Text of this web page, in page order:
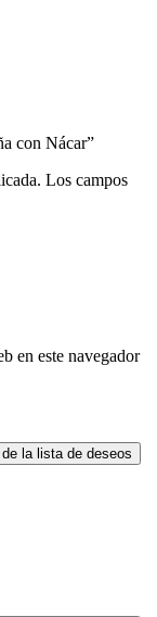
con Nácar”
Los campos
en este navegador
la lista de deseos